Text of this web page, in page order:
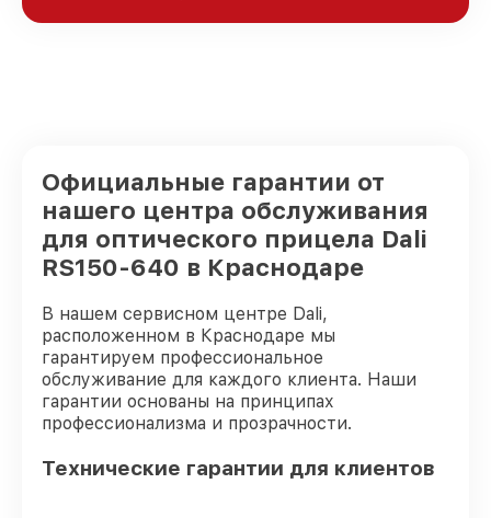
Официальные гарантии от
нашего центра обслуживания
для оптического прицела Dali
RS150-640 в Краснодаре
В нашем сервисном центре Dali,
расположенном в Краснодаре мы
гарантируем профессиональное
обслуживание для каждого клиента. Наши
гарантии основаны на принципах
профессионализма и прозрачности.
Технические гарантии для клиентов